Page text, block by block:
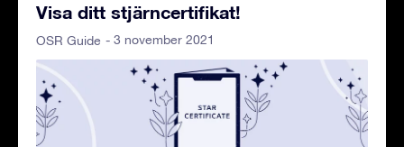
Visa ditt stjärncertifikat!
OSR Guide - 3 november 2021